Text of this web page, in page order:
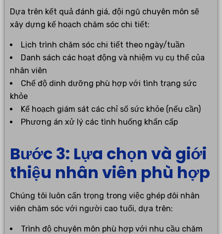
Dựa trên kết quả đánh giá, đội ngũ chuyên môn sẽ
xây dựng kế hoạch chăm sóc chi tiết:
Lịch trình chăm sóc chi tiết theo ngày/tuần
Danh sách các hoạt động và nhiệm vụ cụ thể của
nhân viên
Chế độ dinh dưỡng phù hợp với tình trạng sức
khỏe
Kế hoạch giám sát các chỉ số sức khỏe (nếu cần)
Phương án xử lý các tình huống khẩn cấp
Bước 3: Lựa chọn và giới
thiệu nhân viên phù hợp
Chúng tôi luôn cẩn trọng trong việc ghép đôi nhân
viên chăm sóc với người cao tuổi, dựa trên:
Trình độ chuyên môn phù hợp với nhu cầu chăm